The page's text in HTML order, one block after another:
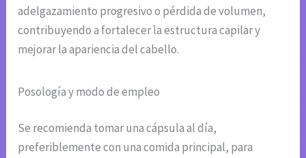
adelgazamiento progresivo o pérdida de volumen,
contribuyendo a fortalecer la estructura capilar y
mejorar la apariencia del cabello.
Posología y modo de empleo
Se recomienda tomar una cápsula al día,
preferiblemente con una comida principal, para